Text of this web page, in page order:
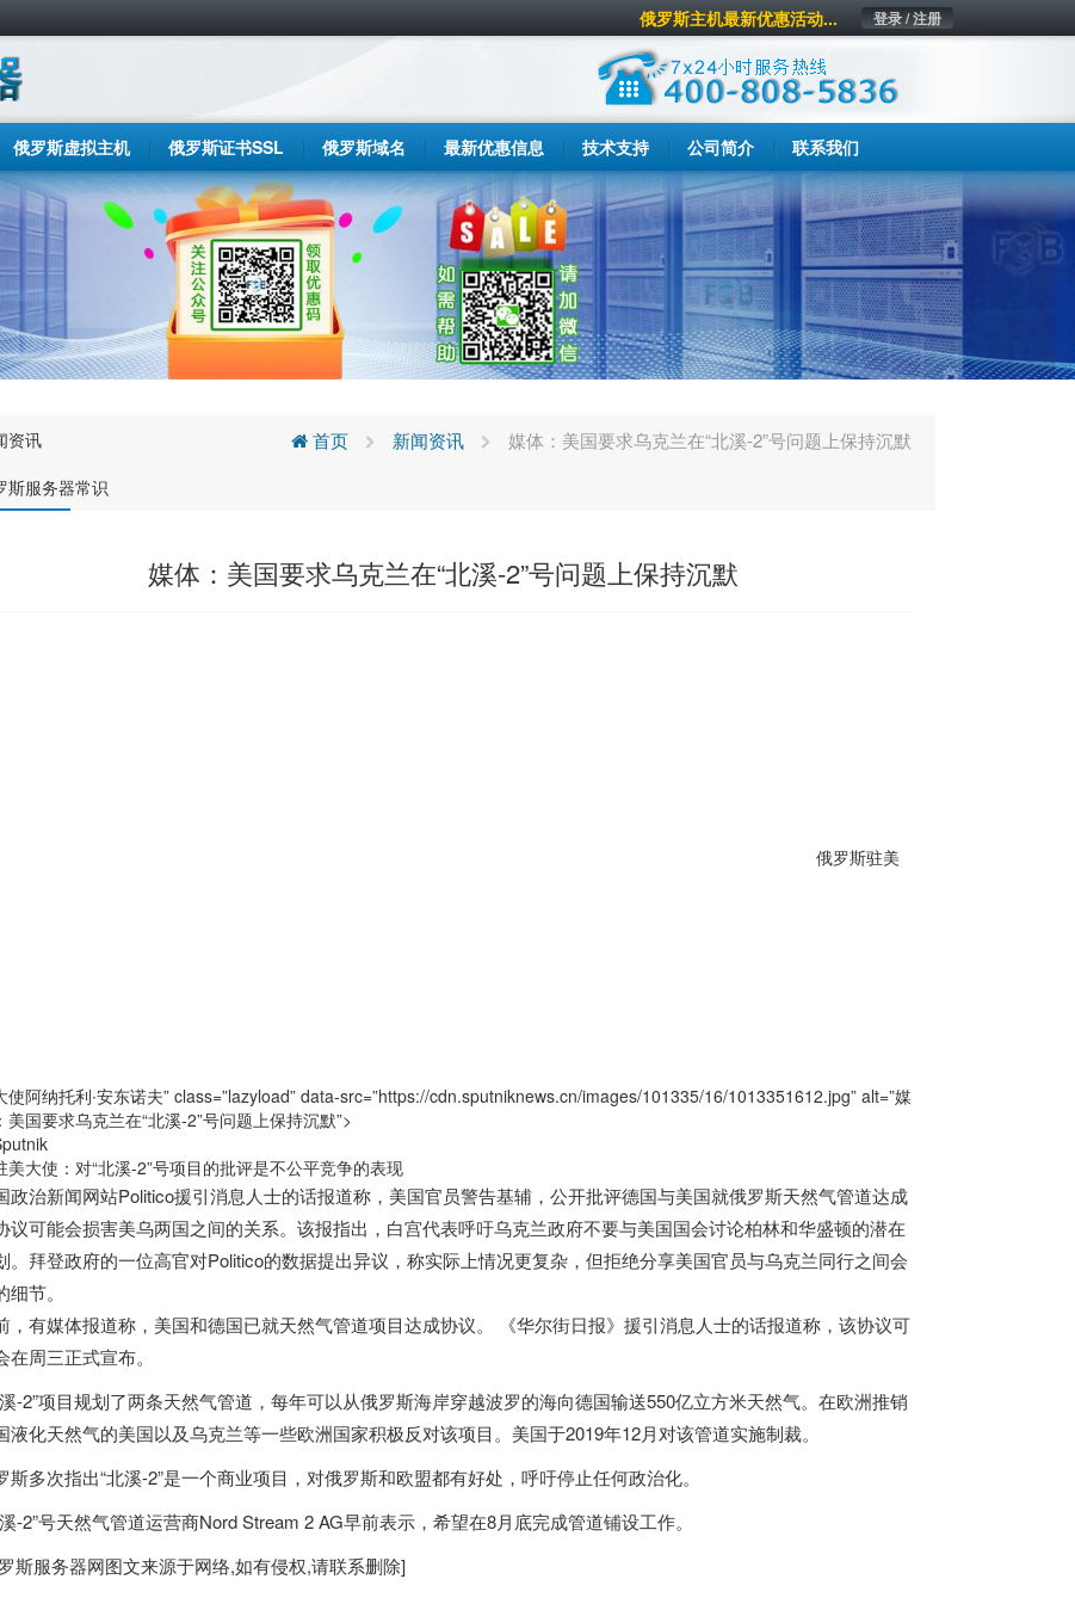
登录 / 注册
俄罗斯主机最新优惠活动...
俄罗斯虚拟主机 俄罗斯证书SSL 俄罗斯域名 最新优惠信息 技术支持 公司简介 联系我们
资讯
斯服务器常识
首页 新闻资讯 媒体：美国要求乌克兰在“北溪-2”号问题上保持沉默
媒体：美国要求乌克兰在“北溪-2”号问题上保持沉默
俄罗斯驻美
使阿纳托利∙安东诺夫” class=”lazyload” data-src=”https://cdn.sputniknews.cn/images/101335/16/1013351612.jpg” alt=”媒
美国要求乌克兰在“北溪-2”号问题上保持沉默”>
美大使：对“北溪-2”号项目的批评是不公平竞争的表现
政治新闻网站Politico援引消息人士的话报道称，美国官员警告基辅，公开批评德国与美国就俄罗斯天然气管道达成
议可能会损害美乌两国之间的关系。该报指出，白宫代表呼吁乌克兰政府不要与美国国会讨论柏林和华盛顿的潜在
。拜登政府的一位高官对Politico的数据提出异议，称实际上情况更复杂，但拒绝分享美国官员与乌克兰同行之间会
细节。
，有媒体报道称，美国和德国已就天然气管道项目达成协议。 《华尔街日报》援引消息人士的话报道称，该协议可
在周三正式宣布。
-2”项目规划了两条天然气管道，每年可以从俄罗斯海岸穿越波罗的海向德国输送550亿立方米天然气。在欧洲推销
液化天然气的美国以及乌克兰等一些欧洲国家积极反对该项目。美国于2019年12月对该管道实施制裁。
斯多次指出“北溪-2”是一个商业项目，对俄罗斯和欧盟都有好处，呼吁停止任何政治化。
-2”号天然气管道运营商Nord Stream 2 AG早前表示，希望在8月底完成管道铺设工作。
斯服务器网图文来源于网络,如有侵权,请联系删除]